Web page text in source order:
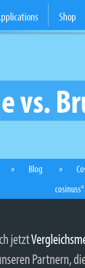
vs.
Shop
Blog
jetzt
Partnern,